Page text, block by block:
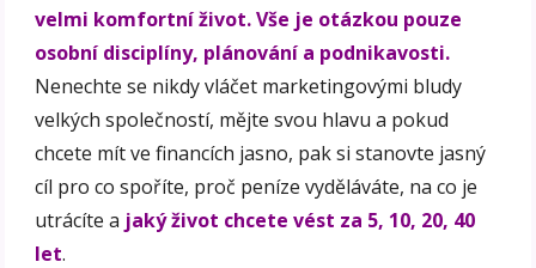
velmi komfortní život. Vše je otázkou pouze
osobní disciplíny, plánování a podnikavosti.
Nenechte se nikdy vláčet marketingovými bludy
velkých společností, mějte svou hlavu a pokud
chcete mít ve financích jasno, pak si stanovte jasný
cíl pro co spoříte, proč peníze vyděláváte, na co je
utrácíte a jaký život chcete vést za 5, 10, 20, 40
let.